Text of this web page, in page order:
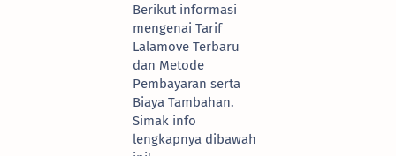
Berikut informasi
mengenai Tarif
Lalamove Terbaru
dan Metode
Pembayaran serta
Biaya Tambahan.
Simak info
lengkapnya dibawah